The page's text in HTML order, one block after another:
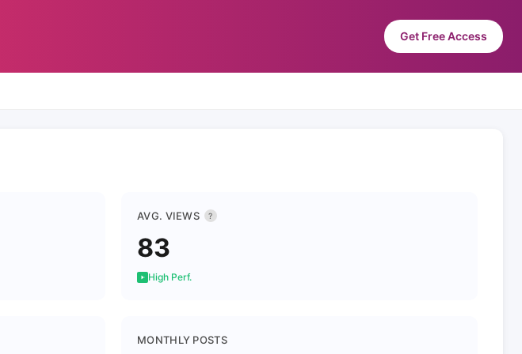
Get Free Access
AVG. VIEWS ?
83
High Perf.
MONTHLY POSTS